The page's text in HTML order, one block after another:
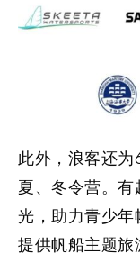
此外，浪客还
夏、冬令营。
光，助力青少
提供帆船主题旅